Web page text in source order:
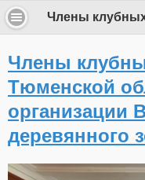
Члены
Тюменской
организации
деревянного